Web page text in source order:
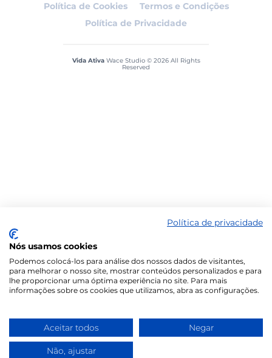
Política de Cookies
Termos e Condições
Política de Privacidade
Vida AtivaWace Studio © 2026 All Rights
Reserved
Política de privacidade
Nós usamos cookies
Podemos colocá-los para análise dos nossos dados de visitantes,
para melhorar o nosso site, mostrar conteúdos personalizados e para
lhe proporcionar uma óptima experiência no site. Para mais
informações sobre os cookies que utilizamos, abra as configurações.
Aceitar todos Negar
Não, ajustar